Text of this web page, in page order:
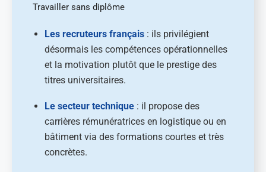
Travailler sans diplôme
Les recruteurs français : ils privilégient
désormais les compétences opérationnelles
et la motivation plutôt que le prestige des
titres universitaires.
Le secteur technique : il propose des
carrières rémunératrices en logistique ou en
bâtiment via des formations courtes et très
concrètes.